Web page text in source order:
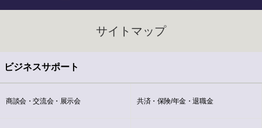
サイトマップ
ビジネスサポート
商談会・交流会・展示会 共済・保険/年金・退職金